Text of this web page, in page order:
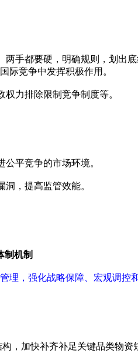
手都要硬，明确规则，划出
际竞争中发挥积极作用。
力排除限制竞争制度等。
平竞争的市场环境。
，提高监管效能。
制机制
，强化战略保障、宏观调控
，加快补齐补足关键品类物资